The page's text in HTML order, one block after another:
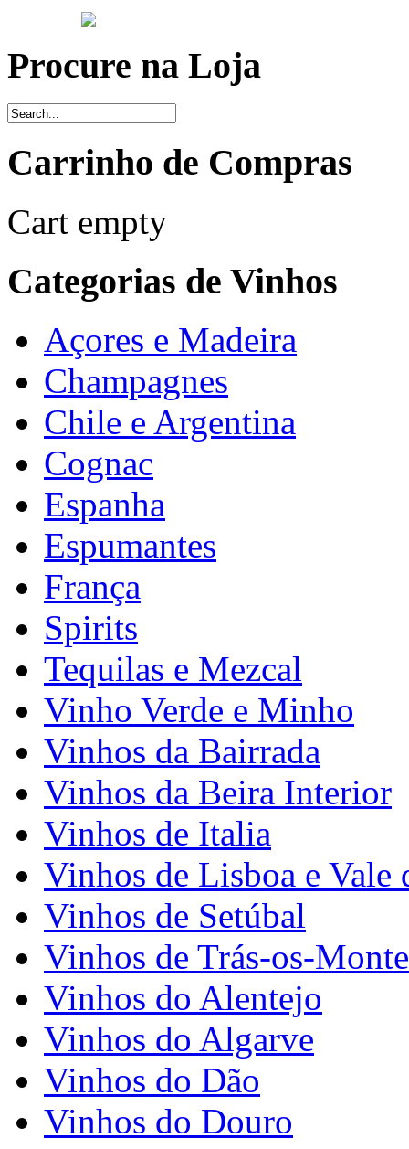
Procure na Loja
Carrinho de Compras
Cart empty
Categorias de Vinhos
Açores e Madeira
Champagnes
Chile e Argentina
Cognac
Espanha
Espumantes
França
Spirits
Tequilas e Mezcal
Vinho Verde e Minho
Vinhos da Bairrada
Vinhos da Beira Interior
Vinhos de Italia
Vinhos de Lisboa e Vale
Vinhos de Setúbal
Vinhos de Trás-os-
Vinhos do Alentejo
Vinhos do Algarve
Vinhos do Dão
Vinhos do Douro